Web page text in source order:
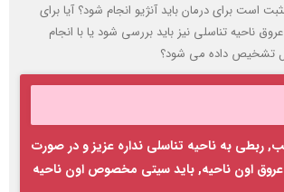
درمان باید آنژیو انجام شود؟ آیا برای
تناسلی نیز باید بررسی شود یا با انجام
داده می شود؟
به ناحیه تناسلی نداره عزیز و در صورت
ناحیه, باید سیتی مخصوص اون ناحیه